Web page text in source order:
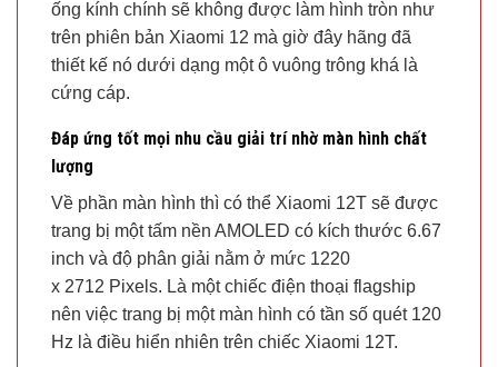
ống kính chính sẽ không được làm hình tròn như
trên phiên bản Xiaomi 12 mà giờ đây hãng đã
thiết kế nó dưới dạng một ô vuông trông khá là
cứng cáp.
Đáp ứng tốt mọi nhu cầu giải trí nhờ màn hình chất
lượng
Về phần màn hình thì có thể Xiaomi 12T sẽ được
trang bị một tấm nền AMOLED có kích thước 6.67
inch và độ phân giải nằm ở mức 1220
x 2712 Pixels. Là một chiếc điện thoại flagship
nên việc trang bị một màn hình có tần số quét 120
Hz là điều hiển nhiên trên chiếc Xiaomi 12T.